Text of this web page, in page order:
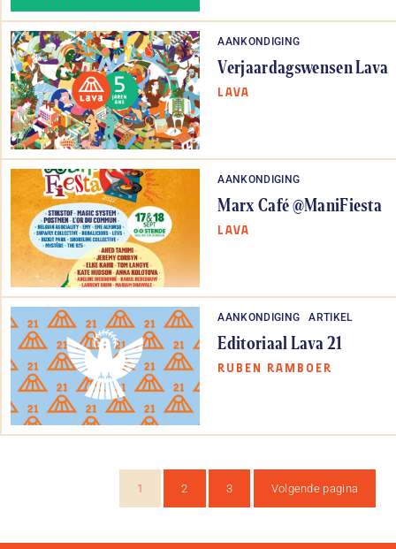
AANKONDIGING
Verjaardagswensen Lava
LAVA
AANKONDIGING
Marx Café @ManiFiesta
LAVA
AANKONDIGING ARTIKEL
Editoriaal Lava 21
RUBEN RAMBOER
1 2 3 Volgende pagina